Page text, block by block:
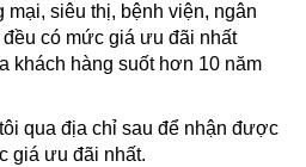
mại, siêu thị, bệnh viện, ngân
có mức giá ưu đãi nhất
khách hàng suốt hơn 10 năm
qua địa chỉ sau để nhận được
giá ưu đãi nhất.